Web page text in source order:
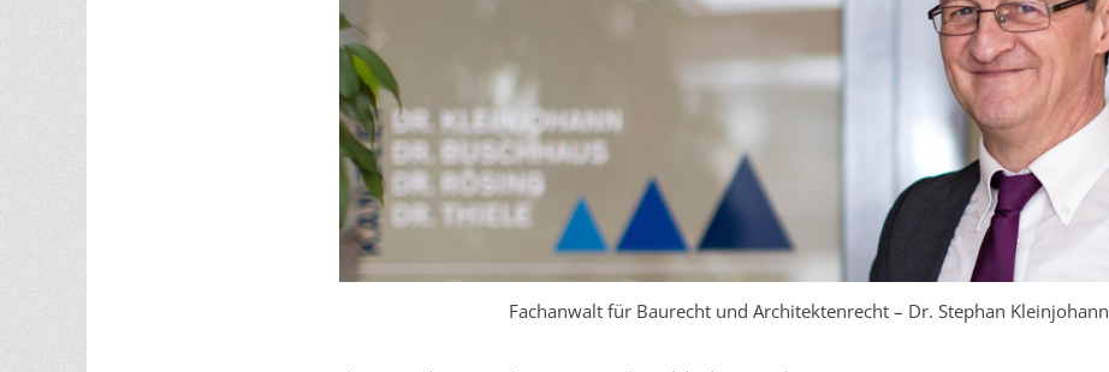
Fachanwalt für Baurecht und Architektenrecht – Dr. Stephan Kleinjohann